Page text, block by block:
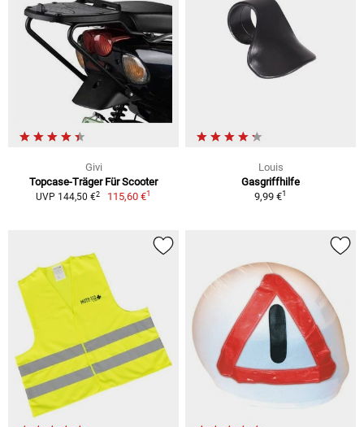
Givi
Topcase-Träger Für Scooter
UVP 144,50 €2 115,60 €1
Louis
Gasgriffhilfe
9,99 €1